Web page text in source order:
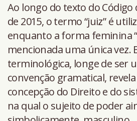
Ao longo do texto do Código
de 2015, o termo “juiz” é
enquanto a forma feminina
mencionada uma única vez.
terminológica, longe de ser
convenção gramatical,
concepção do Direito e do
na qual o sujeito de poder